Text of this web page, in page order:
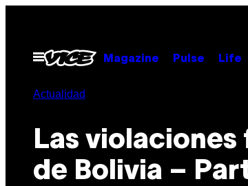
contenido
Abrir
Menú
Magazine Pulse Life
Actualidad
Las violaciones
de Bolivia –